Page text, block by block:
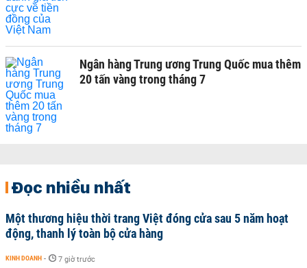
Ngân hàng Trung ương Trung Quốc mua thêm
20 tấn vàng trong tháng 7
Đọc nhiều nhất
Một thương hiệu thời trang Việt đóng cửa sau 5 năm hoạt
động, thanh lý toàn bộ cửa hàng
KINH DOANH - 7 giờ trước